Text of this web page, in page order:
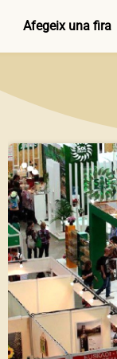
Afegeix una fira